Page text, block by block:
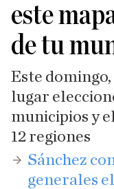
este
de tu
Este domingo,
lugar
municipios y
12 regiones
​Sánchez
generales